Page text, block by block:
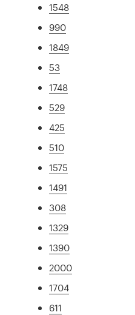
1548
990
1849
53
1748
529
425
510
1575
1491
308
1329
1390
2000
1704
611